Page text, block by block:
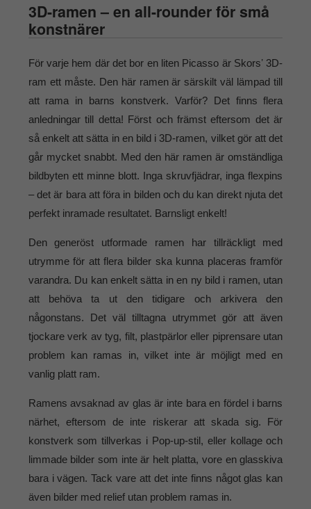
3D-ramen – en all-rounder för små
konstnärer
För varje hem där det bor en liten Picasso är Skorsʼ 3D-
ram ett måste. Den här ramen är särskilt väl lämpad till
att rama in barns konstverk. Varför? Det finns flera
anledningar till detta! Först och främst eftersom det är
så enkelt att sätta in en bild i 3D-ramen, vilket gör att det
går mycket snabbt. Med den här ramen är omständliga
bildbyten ett minne blott. Inga skruvfjädrar, inga flexpins
– det är bara att föra in bilden och du kan direkt njuta det
perfekt inramade resultatet. Barnsligt enkelt!
Den generöst utformade ramen har tillräckligt med
utrymme för att flera bilder ska kunna placeras framför
varandra. Du kan enkelt sätta in en ny bild i ramen, utan
att behöva ta ut den tidigare och arkivera den
någonstans. Det väl tilltagna utrymmet gör att även
tjockare verk av tyg, filt, plastpärlor eller piprensare utan
problem kan ramas in, vilket inte är möjligt med en
vanlig platt ram.
Ramens avsaknad av glas är inte bara en fördel i barns
närhet, eftersom de inte riskerar att skada sig. För
konstverk som tillverkas i Pop-up-stil, eller kollage och
limmade bilder som inte är helt platta, vore en glasskiva
bara i vägen. Tack vare att det inte finns något glas kan
även bilder med relief utan problem ramas in.